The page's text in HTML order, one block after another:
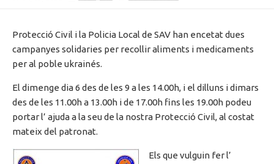
Protecció Civil i la Policia Local de SAV han encetat dues
campanyes solidaries per recollir aliments i medicaments
per al poble ukrainés.
El dimenge dia 6 des de les 9 a les 14.00h, i el dilluns i dimars
des de les 11.00h a 13.00h i de 17.00h fins les 19.00h podeu
portar l’ ajuda a la seu de la nostra Protecció Civil, al costat
mateix del patronat.
Els que vulguin fer l’